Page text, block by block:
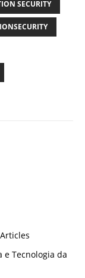
SECURITY
e Tecnologia da